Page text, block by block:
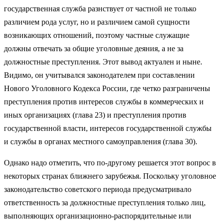
государственная служба разнствует от частной не только
различием рода услуг, но и различием самой сущности
возникающих отношений, поэтому частные служащие
должны отвечать за общие уголовные деяния, а не за
должностные преступления. Этот вывод актуален и ныне.
Видимо, он учитывался законодателем при составлении
Нового Уголовного Кодекса России, где четко разграничены
преступления против интересов службы в коммерческих и
иных организациях (глава 23) и преступления против
государственной власти, интересов государственной службы
и службы в органах местного самоуправления (глава 30).
Однако надо отметить, что по-другому решается этот вопрос в
некоторых странах ближнего зарубежья. Поскольку уголовное
законодательство советского периода предусматривало
ответственность за должностные преступления только лиц,
выполняющих организационно-распорядительные или